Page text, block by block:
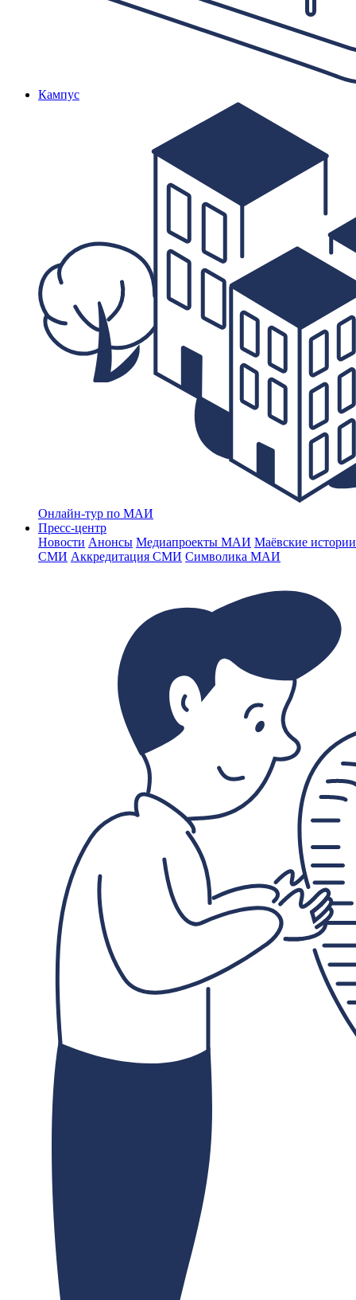
Кампус
Онлайн-тур по МАИ
Пресс-центр
Новости Анонсы Медиапроекты МАИ Маёвские
СМИ Аккредитация СМИ Символика МАИ